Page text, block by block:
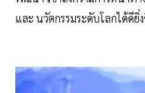
และ นวัตกรรมระดับโลกได้ดียิ่